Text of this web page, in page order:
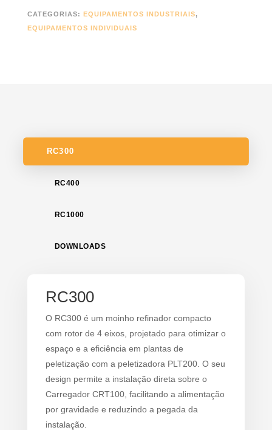
CATEGORIAS: EQUIPAMENTOS INDUSTRIAIS,
EQUIPAMENTOS INDIVIDUAIS
RC300
RC400
RC1000
DOWNLOADS
RC300
O RC300 é um moinho refinador compacto
com rotor de 4 eixos, projetado para otimizar o
espaço e a eficiência em plantas de
peletização com a peletizadora PLT200. O seu
design permite a instalação direta sobre o
Carregador CRT100, facilitando a alimentação
por gravidade e reduzindo a pegada da
instalação.